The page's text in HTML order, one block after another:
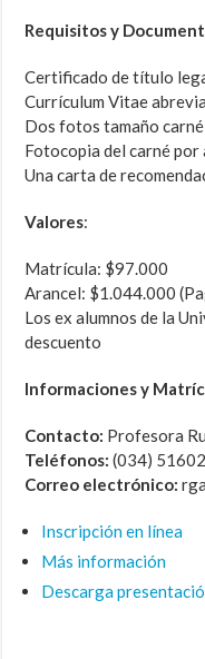
Requisitos y
Certificado de título
Currículum Vitae
Dos fotos tamaño carné
Fotocopia del carné por
Una carta de
Valores:
Matrícula: $97.000
Arancel: $1.044.000
Los ex alumnos de la
descuento
Informaciones y
Contacto: Profesora
Teléfonos:(034)
Correo electrónico:
Inscripción en línea
Más información
Descarga